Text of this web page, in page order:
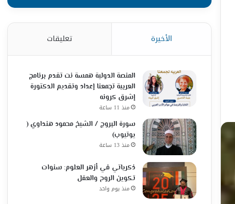
الأخيرة تعليقات
المنصة الدولية همسة نت تقدم برنامج
العربية تجمعنا إعداد وتقديم الدكتورة
إشرق كرونه
منذ 11 ساعة
سورة البروج / الشيخ محمود هنداوي (
يوتيوب)
منذ 13 ساعة
ذكرياتي في أزهر العلوم: سنوات
تكوين الروح والعقل
منذ يوم واحد